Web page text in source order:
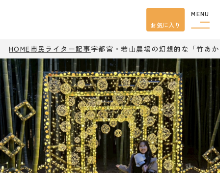
MENU
お気に入り
HOME市民ライター記事宇都宮・若山農場の幻想的な「竹あ
観光案内
特集
餃子
グルメ
観光スポット
イベント
モデルコース
宿泊
アクセス